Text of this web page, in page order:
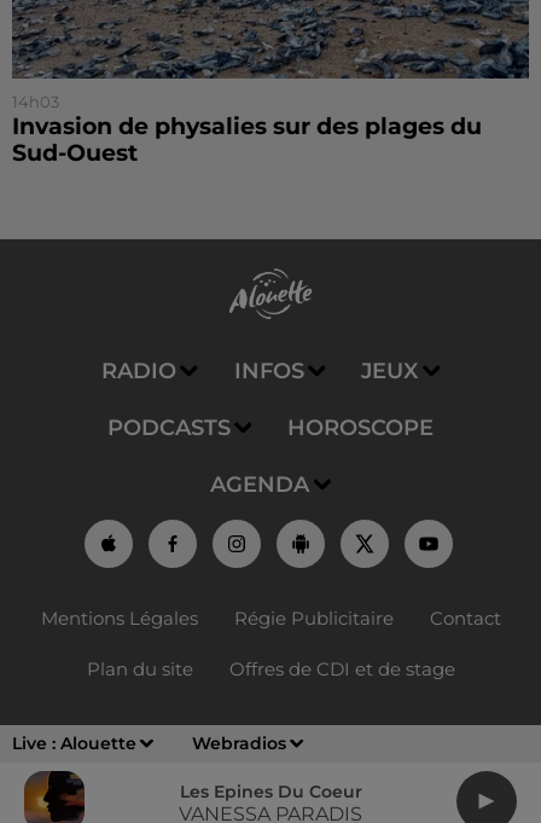
Live : Alouette Webradios
Les Epines Du Coeur
VANESSA PARADIS
14h03
Invasion de physalies sur des plages du
Sud-Ouest
RADIO INFOS JEUX
PODCASTS HOROSCOPE
AGENDA
Mentions Légales Régie Publicitaire Contact
Plan du site Offres de CDI et de stage